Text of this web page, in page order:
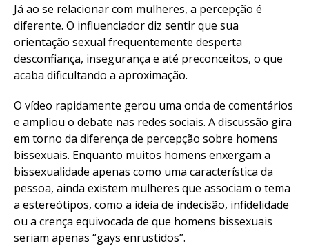
Já ao se relacionar com mulheres, a percepção é
diferente. O influenciador diz sentir que sua
orientação sexual frequentemente desperta
desconfiança, insegurança e até preconceitos, o que
acaba dificultando a aproximação.
O vídeo rapidamente gerou uma onda de comentários
e ampliou o debate nas redes sociais. A discussão gira
em torno da diferença de percepção sobre homens
bissexuais. Enquanto muitos homens enxergam a
bissexualidade apenas como uma característica da
pessoa, ainda existem mulheres que associam o tema
a estereótipos, como a ideia de indecisão, infidelidade
ou a crença equivocada de que homens bissexuais
seriam apenas “gays enrustidos”.